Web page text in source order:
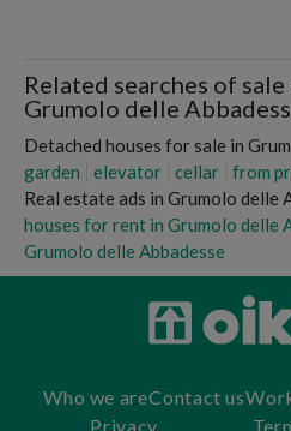
Related searches of
Grumolo delle
Detached houses for sale in
garden
elevator cellar
from
Real estate ads in Grumolo delle
houses for rent in Grumolo delle
Grumolo delle Abbadesse
Who we areContact us
Privacy